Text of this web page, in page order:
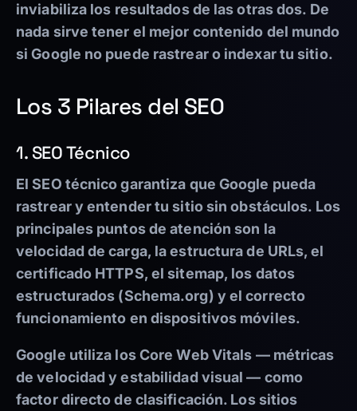
inviabiliza los resultados de las otras dos. De
nada sirve tener el mejor contenido del mundo
si Google no puede rastrear o indexar tu sitio.
Los 3 Pilares del SEO
1. SEO Técnico
El SEO técnico garantiza que Google pueda
rastrear y entender tu sitio sin obstáculos. Los
principales puntos de atención son la
velocidad de carga, la estructura de URLs, el
certificado HTTPS, el sitemap, los datos
estructurados (Schema.org) y el correcto
funcionamiento en dispositivos móviles.
Google utiliza losCore Web Vitals — métricas
de velocidad y estabilidad visual — como
factor directo de clasificación. Los sitios